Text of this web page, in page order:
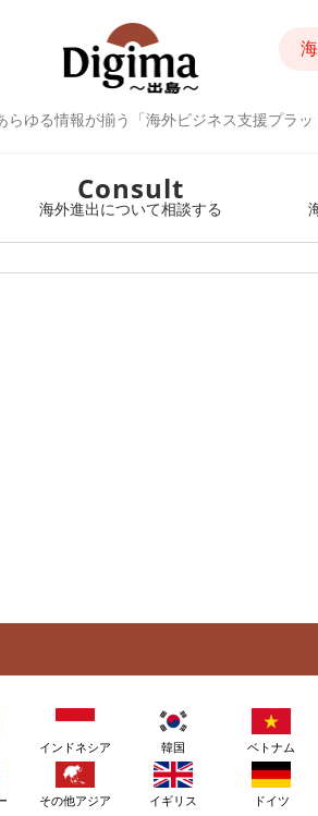
らゆる情報が揃う「海外ビジネス支援プラッ
Consult
海外進出について相談する
インドネシア 韓国 ベトナム
その他アジア イギリス ドイツ